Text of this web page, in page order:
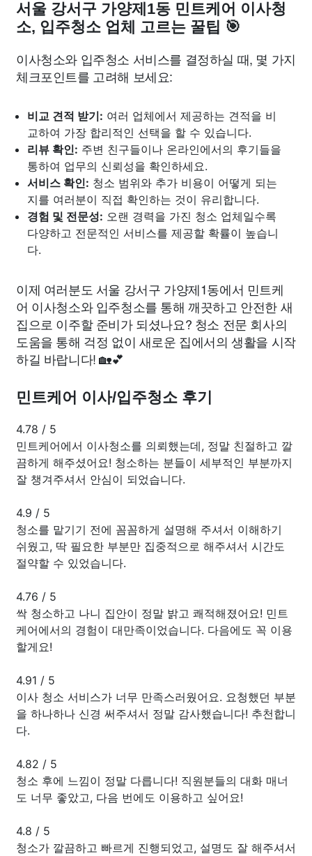
서울 강서구 가양제1동 민트케어 이사청
소, 입주청소 업체 고르는 꿀팁 🎯
이사청소와 입주청소 서비스를 결정하실 때, 몇 가지
체크포인트를 고려해 보세요:
비교 견적 받기: 여러 업체에서 제공하는 견적을 비
교하여 가장 합리적인 선택을 할 수 있습니다.
리뷰 확인: 주변 친구들이나 온라인에서의 후기들을
통하여 업무의 신뢰성을 확인하세요.
서비스 확인: 청소 범위와 추가 비용이 어떻게 되는
지를 여러분이 직접 확인하는 것이 유리합니다.
경험 및 전문성: 오랜 경력을 가진 청소 업체일수록
다양하고 전문적인 서비스를 제공할 확률이 높습니
다.
이제 여러분도 서울 강서구 가양제1동에서 민트케
어 이사청소와 입주청소를 통해 깨끗하고 안전한 새
집으로 이주할 준비가 되셨나요? 청소 전문 회사의
도움을 통해 걱정 없이 새로운 집에서의 생활을 시작
하길 바랍니다! 🏡💕
민트케어 이사/입주청소 후기
4.78 / 5
민트케어에서 이사청소를 의뢰했는데, 정말 친절하고 깔
끔하게 해주셨어요! 청소하는 분들이 세부적인 부분까지
잘 챙겨주셔서 안심이 되었습니다.
4.9 / 5
청소를 맡기기 전에 꼼꼼하게 설명해 주셔서 이해하기
쉬웠고, 딱 필요한 부분만 집중적으로 해주셔서 시간도
절약할 수 있었습니다.
4.76 / 5
싹 청소하고 나니 집안이 정말 밝고 쾌적해졌어요! 민트
케어에서의 경험이 대만족이었습니다. 다음에도 꼭 이용
할게요!
4.91 / 5
이사 청소 서비스가 너무 만족스러웠어요. 요청했던 부분
을 하나하나 신경 써주셔서 정말 감사했습니다! 추천합니
다.
4.82 / 5
청소 후에 느낌이 정말 다릅니다! 직원분들의 대화 매너
도 너무 좋았고, 다음 번에도 이용하고 싶어요!
4.8 / 5
청소가 깔끔하고 빠르게 진행되었고, 설명도 잘 해주셔서